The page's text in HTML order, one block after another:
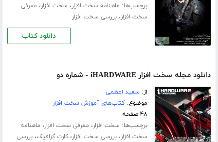
برچسب‌ها: ماهنامه سخت افزار، سخت افزار، معرفی
سخت افزار،بررسی سخت افزار
دانلود کتاب
دانلود مجله سخت افزار iHARDWARE - شماره دو
از:سعید اعظمی
موضوع:کتاب‌های آموزش سخت افزار
۴۸ صفحه
برچسب‌ها: سخت افزار، معرفی سخت افزار، ماهنامه
سخت افزار،بررسی سخت افزار،کارت گرافیک،بررسی